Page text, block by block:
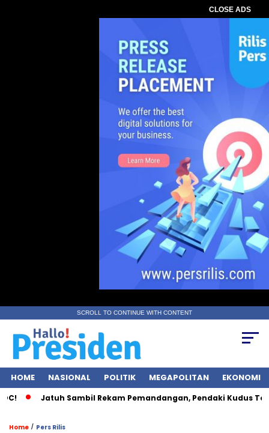
CLOSE ADS
SCROLL TO CONTINUE WITH CONTENT
HOME NASIONAL POLITIK MEGAPOLITAN EKONOMI
Jatuh Sambil Rekam Pemandangan, Pendaki Kudus Tewas di
Home / Pers Rilis